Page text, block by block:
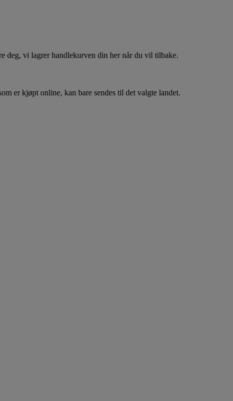
deg, vi lagrer handlekurven din her når du vil tilbake.
er kjøpt online, kan bare sendes til det valgte landet.